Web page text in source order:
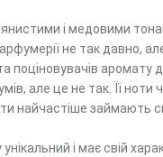
і медовими
не так давно,
поціновувачів аромату
але це не так. Її
найчастіше займають
і має свій